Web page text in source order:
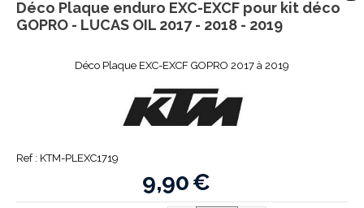
Déco Plaque EXC-EXCF GOPRO 2017 à 2019
Ref : KTM-PLEXC1719
9,90€
Déco Plaque enduro EXC-EXCF pour kit déco
GOPRO - LUCAS OIL 2017 - 2018 - 2019